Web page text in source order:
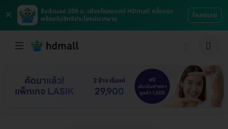
×
รับส่วนลด 200 บ. เพียงโหลดแอป HDmall ครั้งแรก
พร้อมรับสิทธิประโยชน์มากมาย
โหลดเลย